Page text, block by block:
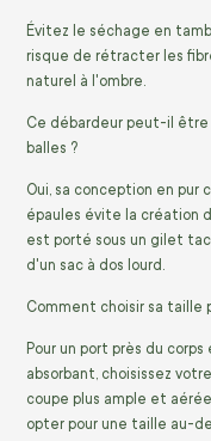
Évitez le séchage en
risque de rétracter les
naturel à l'ombre.
Ce débardeur peut-il
balles ?
Oui, sa conception en pur
épaules évite la création
est porté sous un gilet
d'un sac à dos lourd.
Comment choisir sa taille
Pour un port près du
absorbant, choisissez
coupe plus ample et
opter pour une taille au-